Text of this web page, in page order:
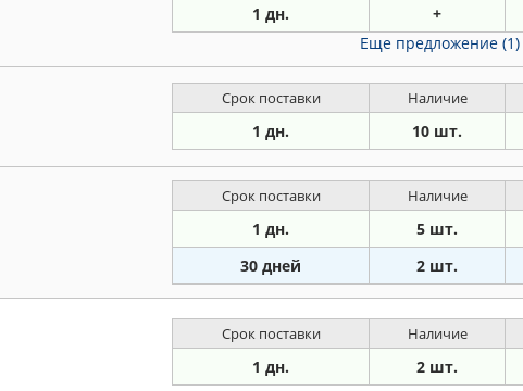
1 дн. +
Еще предложение (1)
Срок поставки Наличие
1 дн. 10 шт.
Срок поставки Наличие
1 дн. 5 шт.
30 дней 2 шт.
Срок поставки Наличие
1 дн. 2 шт.